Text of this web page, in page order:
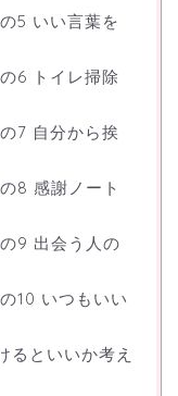
5 いい言葉を
6 トイレ掃除
7 自分から挨
8 感謝ノート
9 出会う人の
10 いつもいい
るといいか考え